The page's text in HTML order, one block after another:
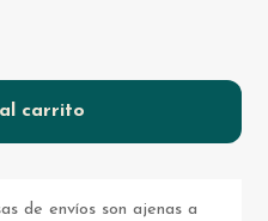
carrito
de envíos son ajenas a